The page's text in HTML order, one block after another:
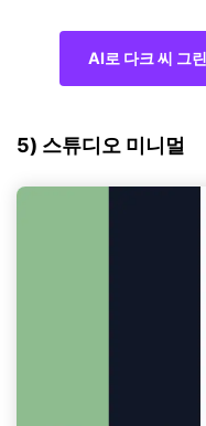
AI로 다크 씨 그
5) 스튜디오 미니멀